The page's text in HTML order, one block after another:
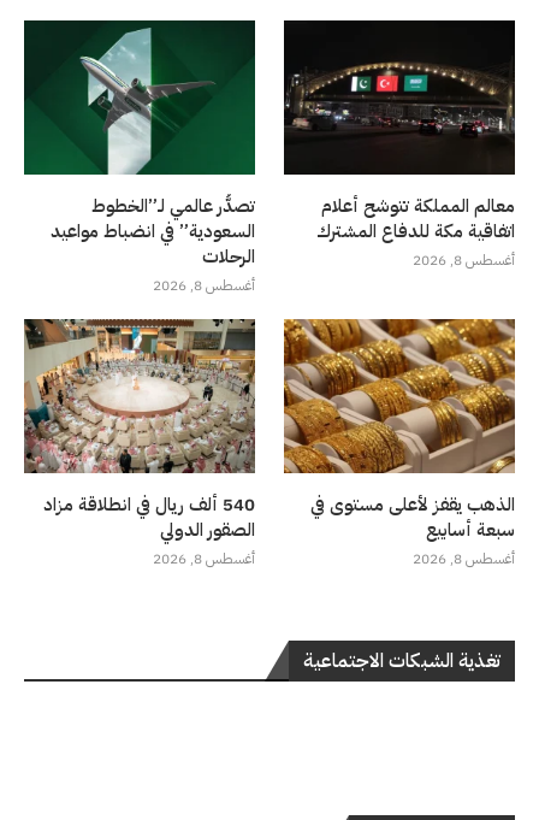
معالم المملكة تتوشح أعلام
اتفاقية مكة للدفاع المشترك
أغسطس 8, 2026
تصدُّر عالمي لـ”الخطوط
السعودية” في انضباط مواعيد
الرحلات
أغسطس 8, 2026
الذهب يقفز لأعلى مستوى في
سبعة أسابيع
أغسطس 8, 2026
540 ألف ريال في انطلاقة مزاد
الصقور الدولي
أغسطس 8, 2026
تغذية الشبكات الاجتماعية